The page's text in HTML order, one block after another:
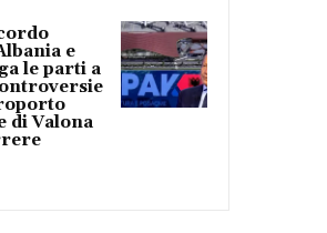
e
le parti a
di Valona